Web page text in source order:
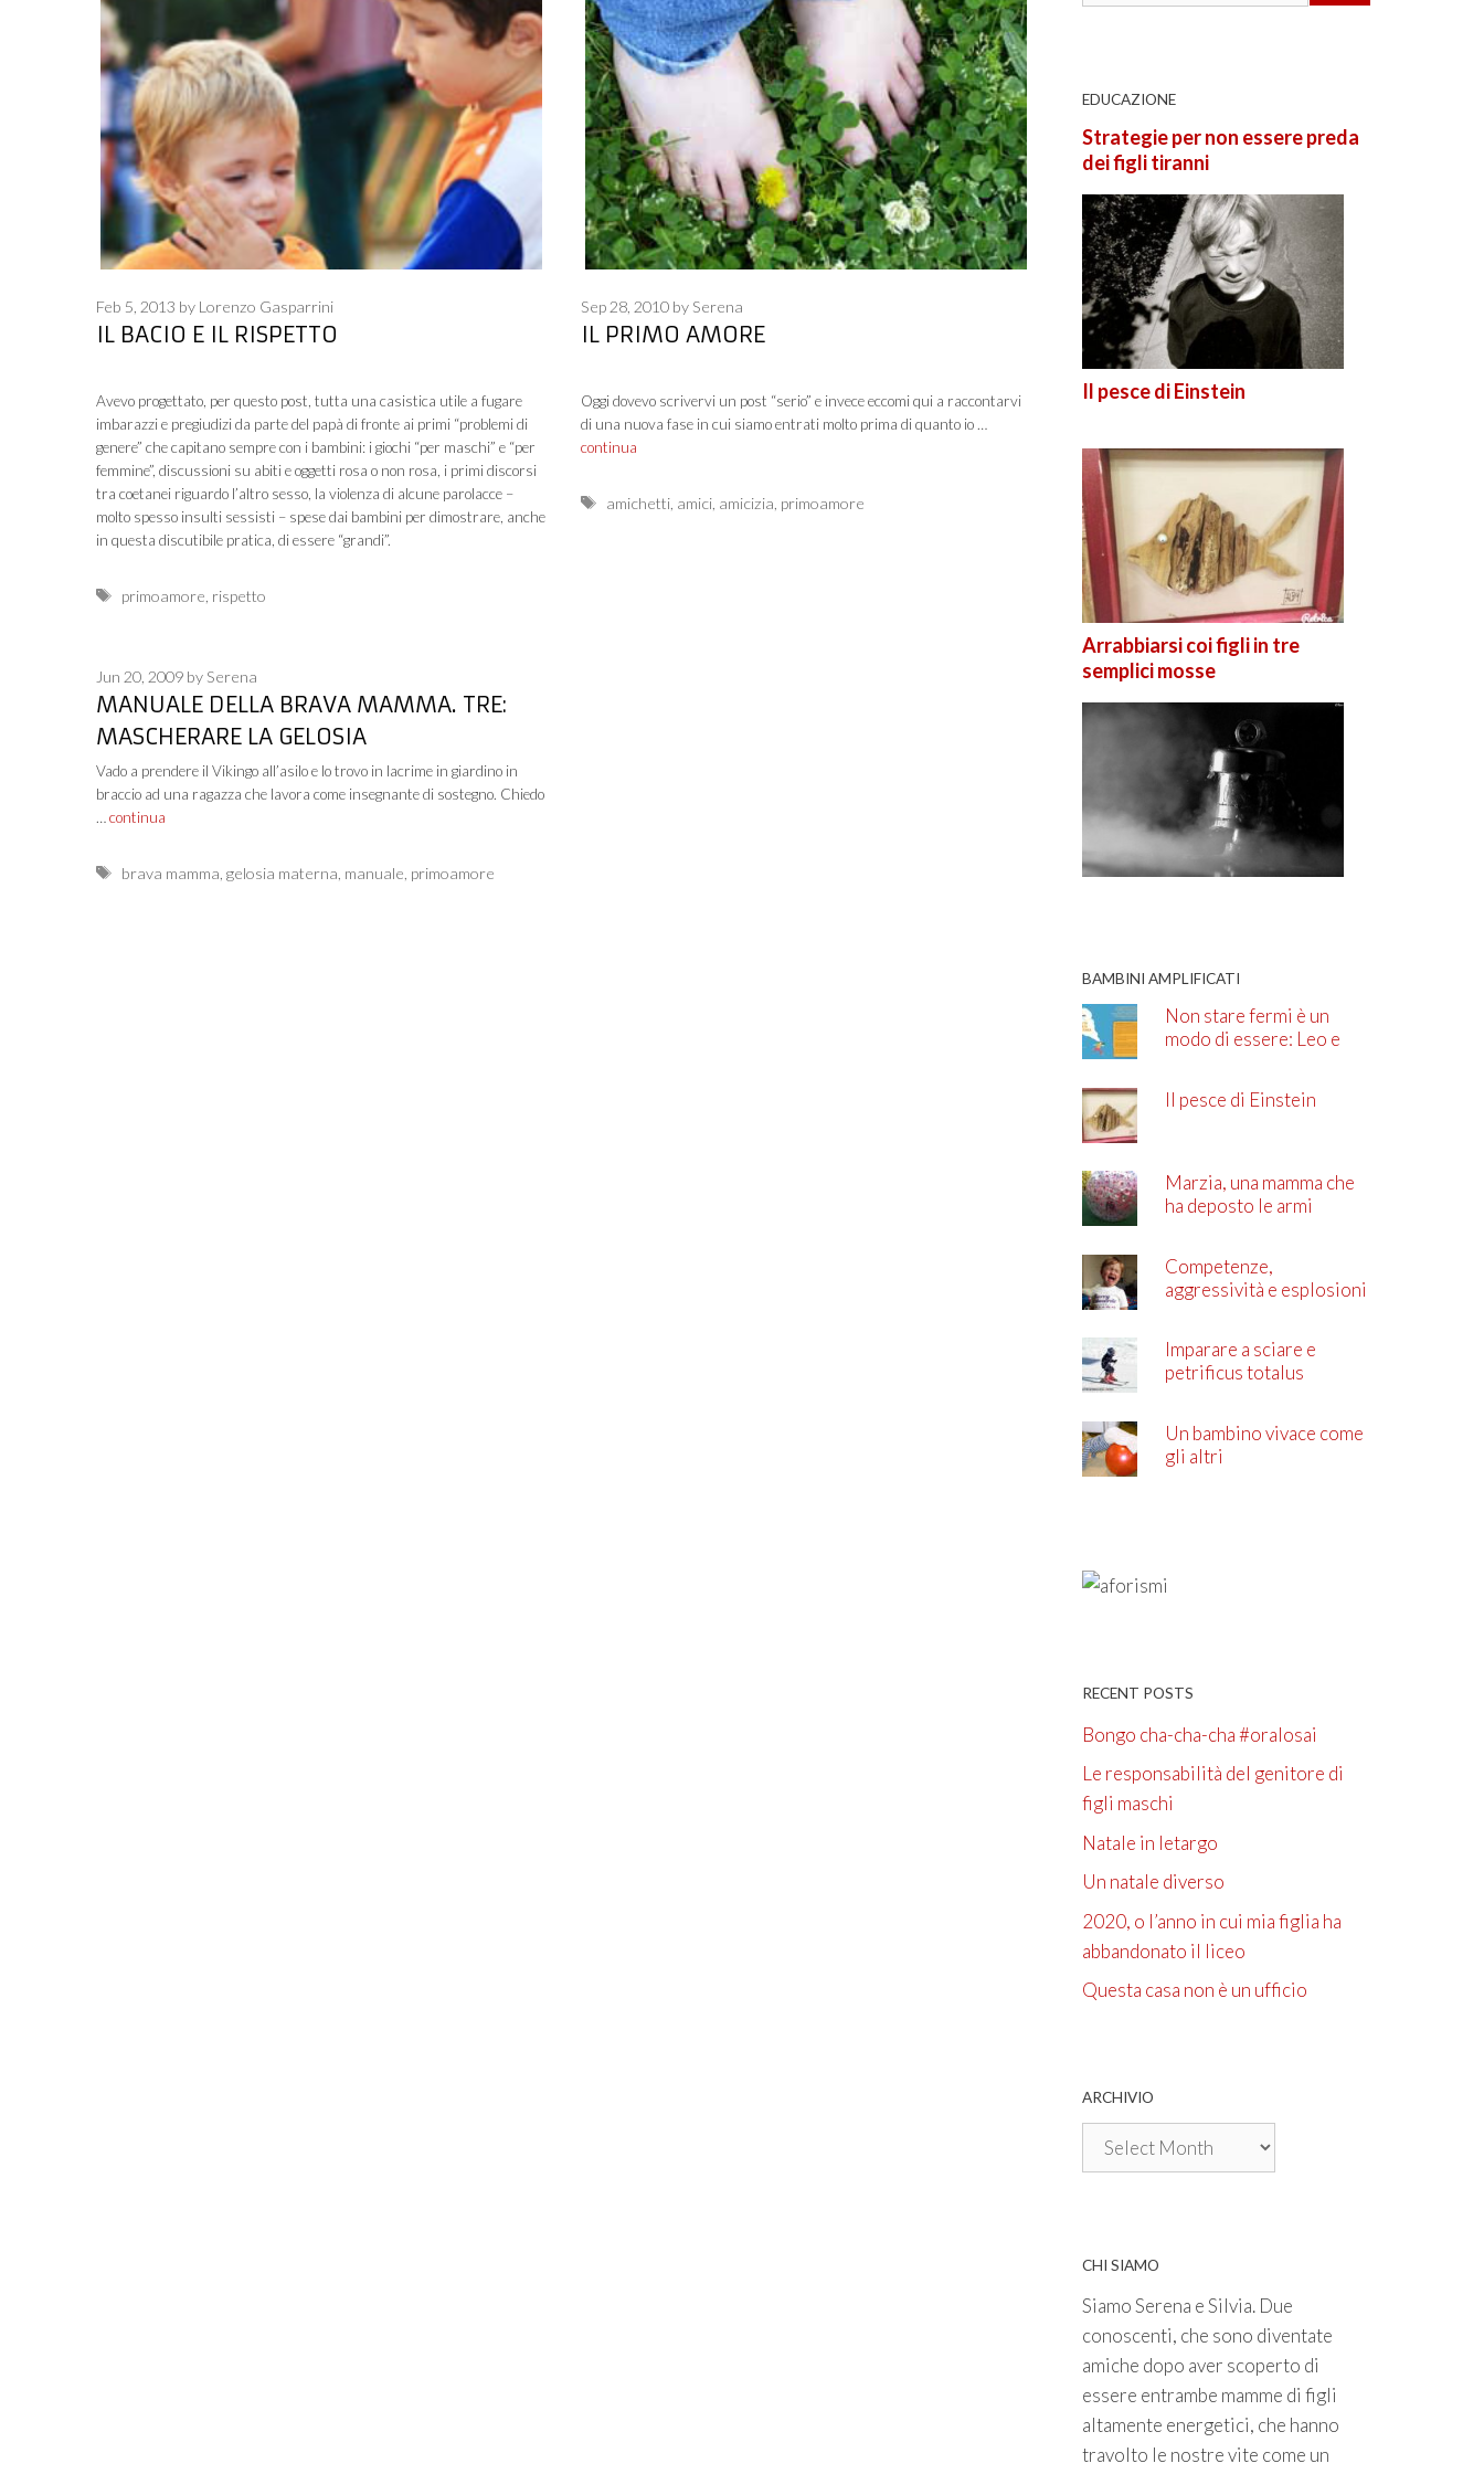
IL BACIO E IL RISPETTO
Feb 5, 2013 by Lorenzo Gasparrini
Avevo progettato, per questo post, tutta una casistica utile a fugare
imbarazzi e pregiudizi da parte del papà di fronte ai primi “problemi di
genere” che capitano sempre con i bambini: i giochi “per maschi” e “per
femmine”, discussioni su abiti e oggetti rosa o non rosa, i primi discorsi
tra coetanei riguardo l’altro sesso, la violenza di alcune parolacce –
molto spesso insulti sessisti – spese dai bambini per dimostrare, anche
in questa discutibile pratica, di essere “grandi”.
Tags
primoamore rispetto
IL PRIMO AMORE
Sep 28, 2010 by Serena
Oggi dovevo scrivervi un post “serio” e invece eccomi qui a raccontarvi
di una nuova fase in cui siamo entrati molto prima di quanto io …
continua
Tags
amichetti, amici, amicizia primoamore
MANUALE DELLA BRAVA MAMMA. TRE:
MASCHERARE LA GELOSIA
Jun 20, 2009 by Serena
Vado a prendere il Vikingo all’asilo e lo trovo in lacrime in giardino in
braccio ad una ragazza che lavora come insegnante di sostegno. Chiedo
… continua
Tags
brava mamma ,gelosia materna manuale primoamore
EDUCAZIONE
Strategie per non essere preda
dei figli tiranni
Il pesce di Einstein
Arrabbiarsi coi figli in tre
semplici mosse
BAMBINI AMPLIFICATI
Non stare fermi è un
modo di essere: Leo e
Il pesce di Einstein
Marzia, una mamma che
ha deposto le armi
Competenze,
aggressività e esplosioni
Imparare a sciare e
petrificus totalus
Un bambino vivace come
gli altri
RECENT POSTS
Bongo cha-cha-cha #oralosai
Le responsabilità del genitore di
figli maschi
Natale in letargo
Un natale diverso
2020, o l’anno in cui mia figlia ha
abbandonato il liceo
Questa casa non è un ufficio
ARCHIVIO
Archivio
CHI SIAMO
Siamo Serena e Silvia. Due
conoscenti, che sono diventate
amiche dopo aver scoperto di
essere entrambe mamme di figli
altamente energetici, che hanno
travolto le nostre vite come un